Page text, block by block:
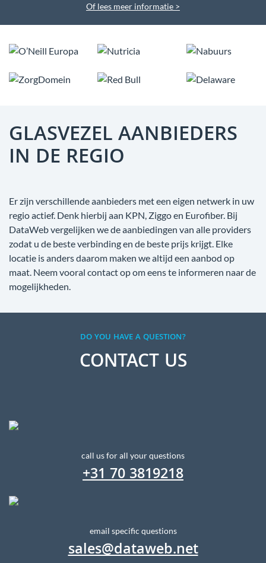
Of lees meer informatie >
GLASVEZEL AANBIEDERS
IN DE REGIO
Er zijn verschillende aanbieders met een eigen netwerk in uw
regio actief. Denk hierbij aan KPN, Ziggo en Eurofiber. Bij
DataWeb vergelijken we de aanbiedingen van alle providers
zodat u de beste verbinding en de beste prijs krijgt. Elke
locatie is anders daarom maken we altijd een aanbod op
maat. Neem vooral contact op om eens te informeren naar de
mogelijkheden.
DO YOU HAVE A QUESTION?
CONTACT US
call us for all your questions
+31 70 3819218
email specific questions
sales@dataweb.net